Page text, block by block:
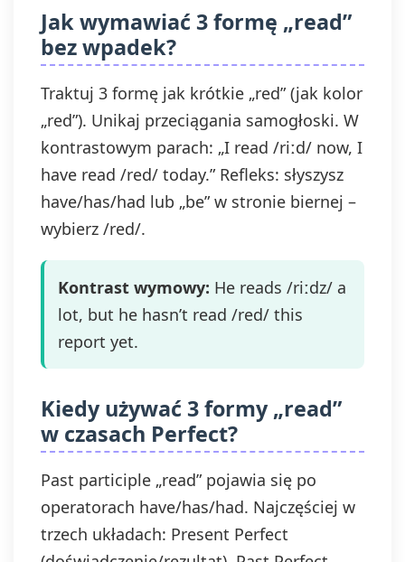
Jak wymawiać 3 formę „read”
bez wpadek?
Traktuj 3 formę jak krótkie „red” (jak kolor
„red”). Unikaj przeciągania samogłoski. W
kontrastowym parach: „I read /riːd/ now, I
have read /red/ today.” Refleks: słyszysz
have/has/had lub „be” w stronie biernej –
wybierz /red/.
Kontrast wymowy: He reads /riːdz/ a
lot, but he hasn’t read /red/ this
report yet.
Kiedy używać 3 formy „read”
w czasach Perfect?
Past participle „read” pojawia się po
operatorach have/has/had. Najczęściej w
trzech układach: Present Perfect